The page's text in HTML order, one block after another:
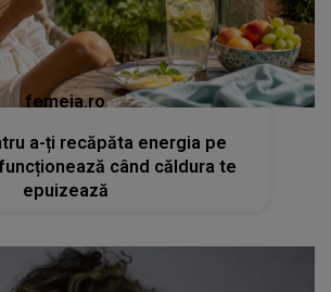
femeia.ro
a-ți recăpăta energia pe
când căldura te
epuizează